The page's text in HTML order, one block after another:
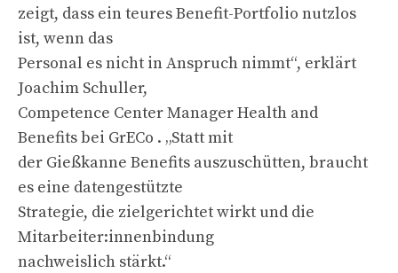
zeigt, dass ein teures Benefit-Portfolio nutzlos
ist, wenn das
Personal es nicht in Anspruch nimmt“, erklärt
Joachim Schuller,
Competence Center Manager Health and
Benefits bei GrECo . „Statt mit
der Gießkanne Benefits auszuschütten, braucht
es eine datengestützte
Strategie, die zielgerichtet wirkt und die
Mitarbeiter:innenbindung
nachweislich stärkt.“